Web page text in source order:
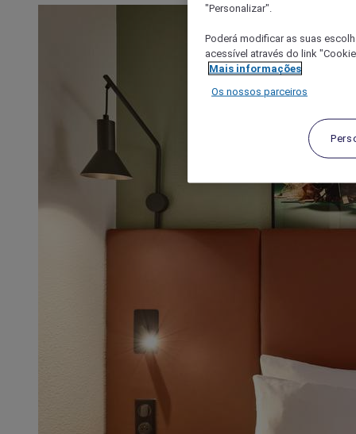
"Personalizar".
Poderá modificar as suas
acessível através do link
Mais informações
Os nossos parceiros